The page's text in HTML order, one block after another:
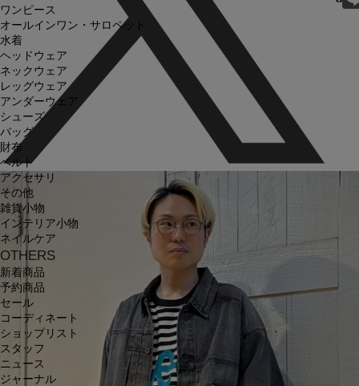
ワンピース
オールインワン・サロペット
水着
ヘッドウェア
ネックウェア
レッグウェア
アンダーウェア
シューズ
バッグ
財布
ベルト
アクセサリ
その他
雑貨小物
インテリア小物
ネイルケア
OTHERS
新着商品
予約商品
セール
コーディネート
ショップリスト
スタッフ
ニュース
ジャーナル